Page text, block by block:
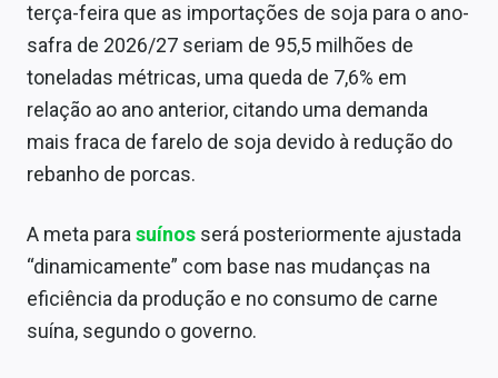
Sobre
Expediente
Contato
terça-feira que as importações de soja para o ano-
safra de 2026/27 seriam de 95,5 milhões de
toneladas métricas, uma queda de 7,6% em
relação ao ano anterior, citando uma demanda
mais fraca de farelo de soja devido à redução do
rebanho de porcas.
A meta parasuínos será posteriormente ajustada
“dinamicamente” com base nas mudanças na
eficiência da produção e no consumo de carne
suína, segundo o governo.